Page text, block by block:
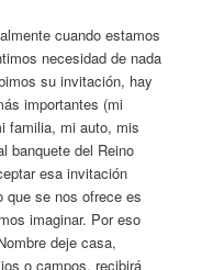
cuando estamos
necesidad de nada
su invitación, hay
importantes (mi
familia, mi auto, mis
banquete del Reino
esa invitación
que se nos ofrece es
imaginar. Por eso
deje casa,
o campos, recibirá